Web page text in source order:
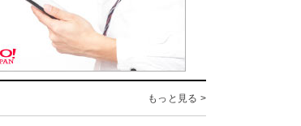
もっと見る >